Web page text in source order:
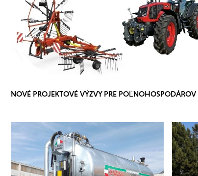
NOVÉ PROJEKTOVÉ VÝZVY PRE POĽNOHOSPODÁROV